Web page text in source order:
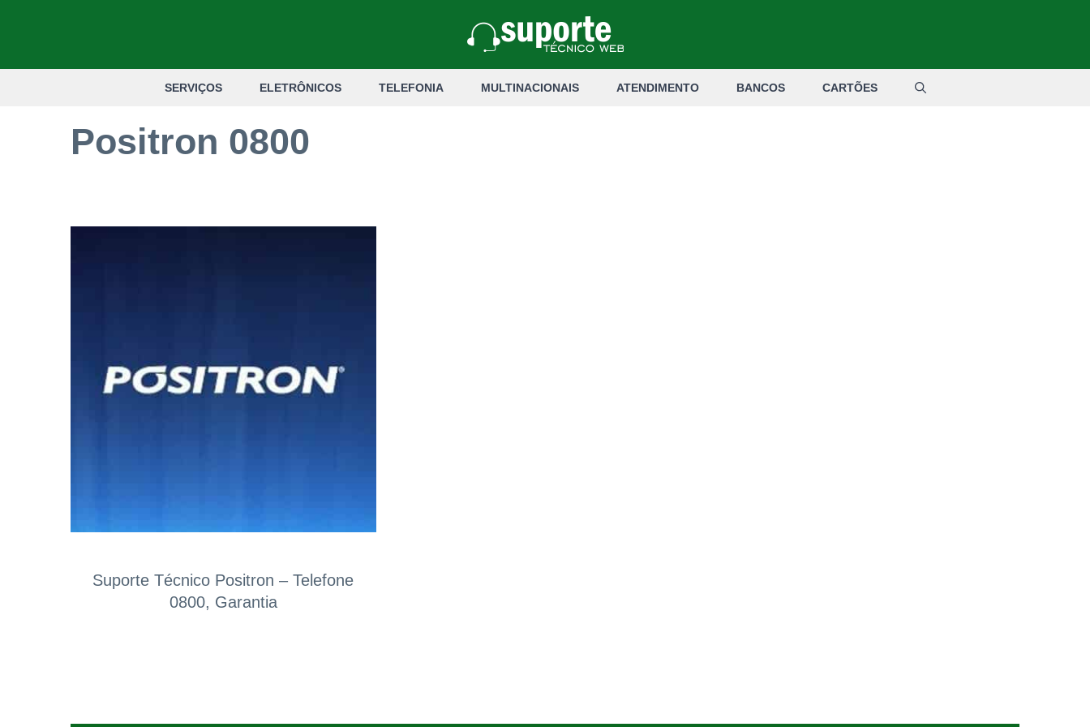
SERVIÇOS ELETRÔNICOS TELEFONIA MULTINACIONAIS ATENDIMENTO BANCOS CARTÕES
Positron 0800
Suporte Técnico Positron – Telefone
0800, Garantia